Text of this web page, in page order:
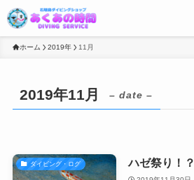
ホーム 2019年 11月
2019年11月 – date –
ダイビング・ログ ハゼ祭り！？